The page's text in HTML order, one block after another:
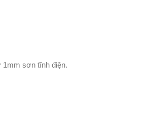
1mm sơn tĩnh điện.